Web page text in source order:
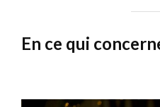
En ce qui